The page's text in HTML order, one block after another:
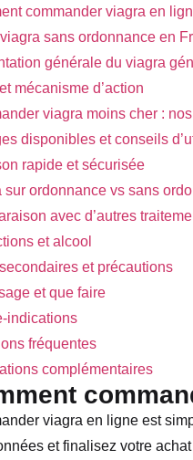
commander viagra en
sans ordonnance en
générale du viagra
mécanisme d’action
viagra moins cher :
disponibles et conseils
rapide et sécurisée
sur ordonnance vs sans
avec d’autres
et alcool
et précautions
et que faire
indications
fréquentes
complémentaires
viagra en ligne est
et finalisez votre